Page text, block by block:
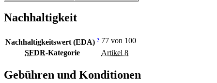
Nachhaltigkeit
Nachhaltigkeitswert (EDA) ? 77 von 100
SFDR-Kategorie Artikel 8
Gebühren und Konditionen